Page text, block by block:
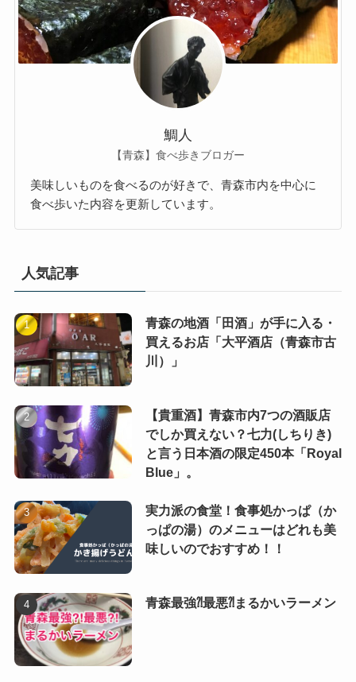
鯛人
【青森】食べ歩きブロガー
美味しいものを食べるのが好きで、青森市内を中心に
食べ歩いた内容を更新しています。
人気記事
青森の地酒「田酒」が手に入る・
買えるお店「大平酒店（青森市古
川）」
【貴重酒】青森市内7つの酒販店
でしか買えない？七力(しちりき)
と言う日本酒の限定450本「Royal
Blue」。
実力派の食堂！食事処かっぱ（か
っぱの湯）のメニューはどれも美
味しいのでおすすめ！！
青森最強⁈最悪⁈まるかいラーメン